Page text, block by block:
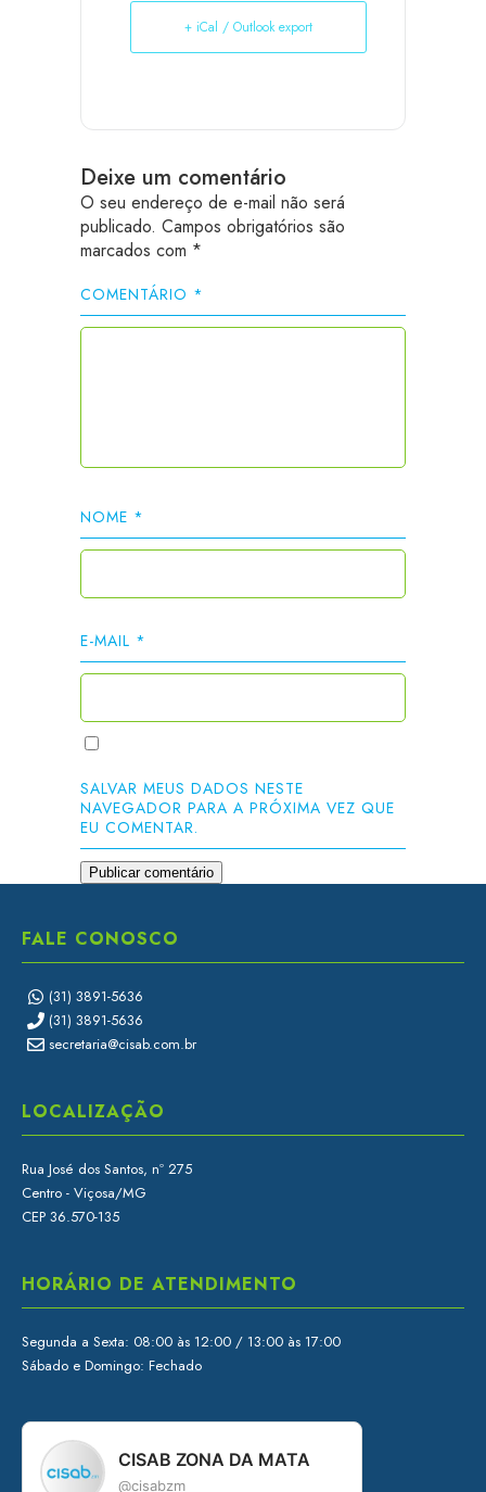
+ iCal / Outlook export
Deixe um comentário
O seu endereço de e-mail não será
publicado. Campos obrigatórios são
marcados com *
COMENTÁRIO *
NOME *
E-MAIL *
SALVAR MEUS DADOS NESTE
NAVEGADOR PARA A PRÓXIMA VEZ QUE
EU COMENTAR.
FALE CONOSCO
(31) 3891-5636
(31) 3891-5636
secretaria@cisab.com.br
LOCALIZAÇÃO
Rua José dos Santos, nº 275
Centro - Viçosa/MG
CEP 36.570-135
HORÁRIO DE ATENDIMENTO
Segunda a Sexta: 08:00 às 12:00 / 13:00 às 17:00
Sábado e Domingo: Fechado
CISAB ZONA DA MATA
@cisabzm